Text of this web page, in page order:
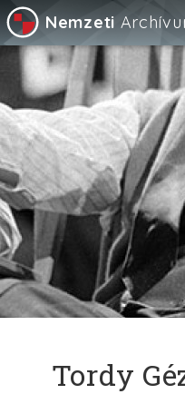
Nemzeti
Tordy